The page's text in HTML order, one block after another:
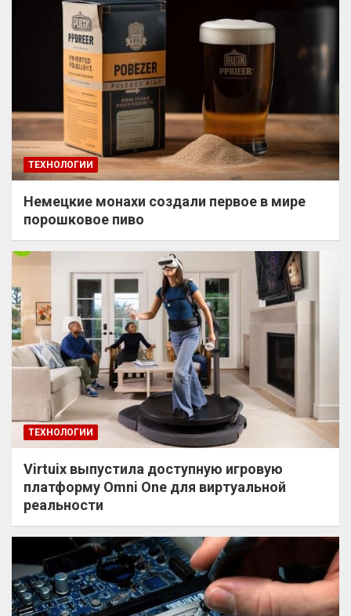
ТЕХНОЛОГИИ
Немецкие монахи создали первое в мире
порошковое пиво
ТЕХНОЛОГИИ
Virtuix выпустила доступную игровую
платформу Omni One для виртуальной
реальности